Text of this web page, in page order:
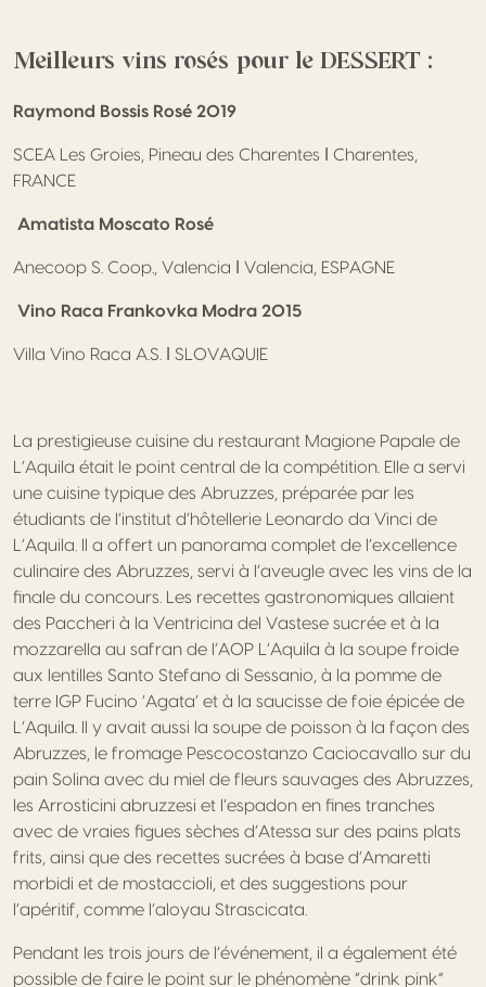
Meilleurs vins rosés pour le DESSERT :
Raymond Bossis Rosé 2019
SCEA Les Groies, Pineau des Charentes ǀ Charentes,
FRANCE
Amatista Moscato Rosé
Anecoop S. Coop., Valencia ǀ Valencia, ESPAGNE
Vino Raca Frankovka Modra 2015
Villa Vino Raca A.S. ǀ SLOVAQUIE
La prestigieuse cuisine du restaurant Magione Papale de
L’Aquila était le point central de la compétition. Elle a servi
une cuisine typique des Abruzzes, préparée par les
étudiants de l’institut d’hôtellerie Leonardo da Vinci de
L’Aquila. Il a offert un panorama complet de l’excellence
culinaire des Abruzzes, servi à l’aveugle avec les vins de la
finale du concours. Les recettes gastronomiques allaient
des Paccheri à la Ventricina del Vastese sucrée et à la
mozzarella au safran de l’AOP L’Aquila à la soupe froide
aux lentilles Santo Stefano di Sessanio, à la pomme de
terre IGP Fucino ‘Agata’ et à la saucisse de foie épicée de
L’Aquila. Il y avait aussi la soupe de poisson à la façon des
Abruzzes, le fromage Pescocostanzo Caciocavallo sur du
pain Solina avec du miel de fleurs sauvages des Abruzzes,
les Arrosticini abruzzesi et l’espadon en fines tranches
avec de vraies figues sèches d’Atessa sur des pains plats
frits, ainsi que des recettes sucrées à base d’Amaretti
morbidi et de mostaccioli, et des suggestions pour
l’apéritif, comme l’aloyau Strascicata.
Pendant les trois jours de l’événement, il a également été
possible de faire le point sur le phénomène “drink pink”